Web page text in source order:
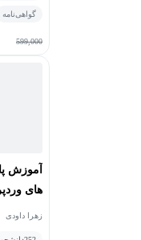
گواهی‌نامه
599,000
آموزش
های
زهرا داودی